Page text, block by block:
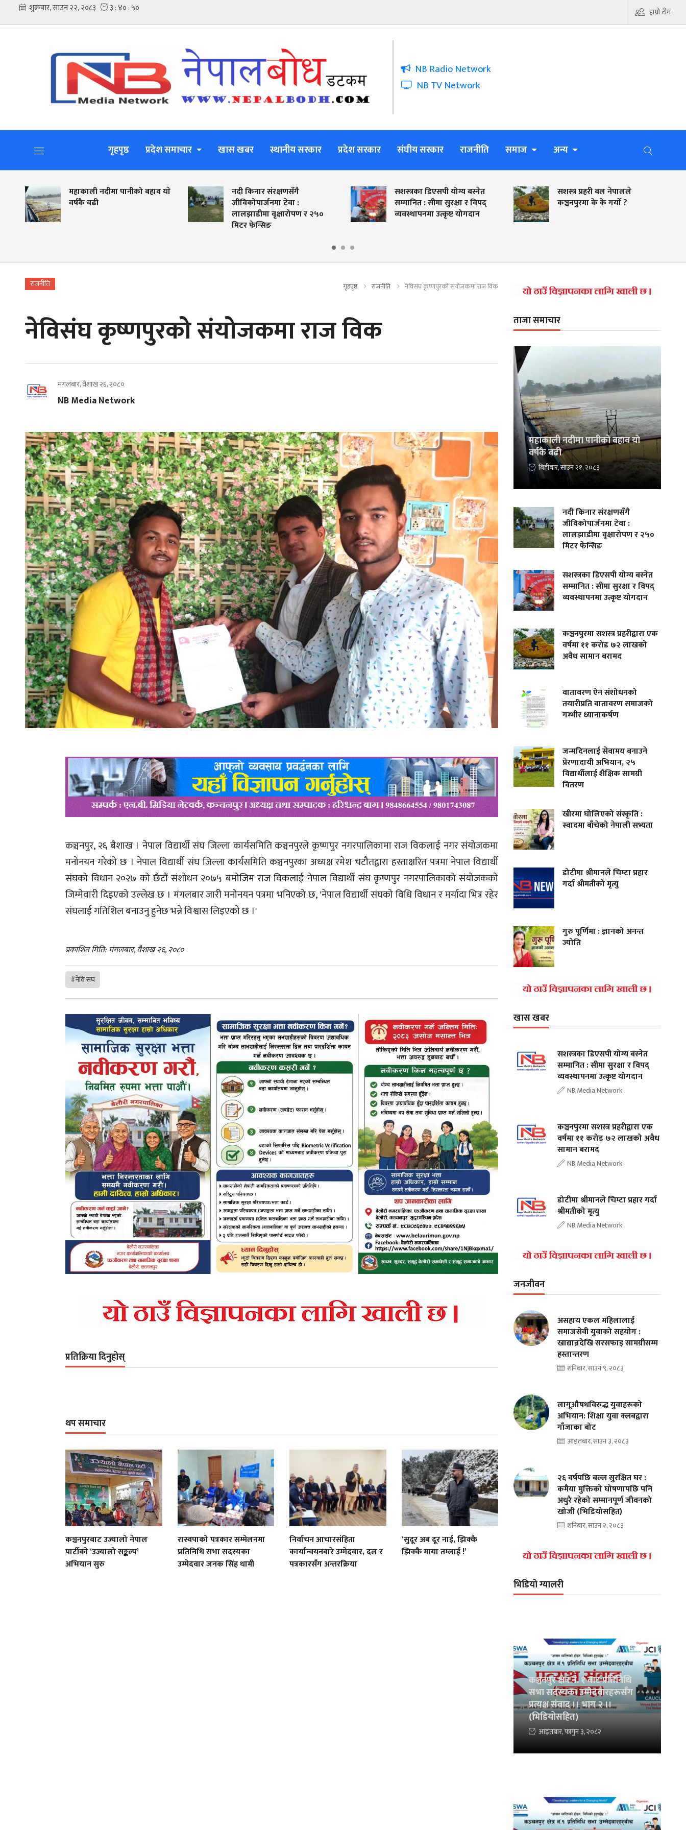
हाम्रो टीम
NB Radio Network
NB TV Network
गृहपृष्ठ प्रदेश समाचार खास खबर स्थानीय सरकार प्रदेश सरकार संघीय सरकार राजनीति समाज अन्य
महाकाली नदीमा पानीको बहाव याे
वर्षकै बढी
नदी किनार संरक्षणसँगै
जीविकोपार्जनमा टेवा :
लालझाडीमा वृक्षारोपण र २५०
मिटर फेन्सिङ
सशस्त्रका डिएसपी योग्य बस्नेत
सम्मानित : सीमा सुरक्षा र विपद्
व्यवस्थापनमा उत्कृष्ट योगदान
सशस्त्र प्रहरी बल नेपालले
कञ्चनपुरमा के के गर्याे ?
राजनीति गृहपृष्ठ राजनीति नेविसंघ कृष्णपुरको संयोजकमा राज विक
नेविसंघ कृष्णपुरको संयोजकमा राज विक
मंगलबार, वैशाख २६, २०८०
NB Media Network
कञ्चनपुर, २६ बैशाख । नेपाल विद्यार्थी संघ जिल्ला कार्यसमिति कञ्चनपुरले कृष्णपुर नगरपालिकामा राज विकलाई नगर संयोजकमा
मनोनयन गरेको छ । नेपाल विद्यार्थी संघ जिल्ला कार्यसमिति कञ्चनपुरका अध्यक्ष रमेश चटौतद्वारा हस्ताक्षरित पत्रमा नेपाल विद्यार्थी
संघको विधान २०२७ को छैटौं संशोधन २०७५ बमोजिम राज विकलाई नेपाल विद्यार्थी संघ कृष्णपुर नगरपालिकाको संयोजकको
जिम्मेवारी दिइएको उल्लेख छ । मंगलबार जारी मनोनयन पत्रमा भनिएको छ, 'नेपाल विद्यार्थी संघको विधि विधान र मर्यादा भित्र रहेर
संघलाई गतिशिल बनाउनु हुनेछ भन्ने विश्वास लिइएको छ ।'
प्रकाशित मिति: मंगलबार, वैशाख २६, २०८०
#नेवि संघ
प्रतिक्रिया दिनुहोस्
थप समाचार
कञ्चनपुरबाट उज्यालो नेपाल
पार्टीको ‘उज्यालो सङ्कल्प’
अभियान सुरु
रास्वपाको पत्रकार सम्मेलनमा
प्रतिनिधि सभा सदस्यका
उम्मेदवार जनक सिंह धामी
निर्वाचन आचारसंहिता
कार्यान्वयनबारे उम्मेदवार, दल र
पत्रकारसँग अन्तरक्रिया
‘सुदूर अब दूर नाई, झिक्कै
झिक्कै माया तम्लाई !’
ताजा समाचार
महाकाली नदीमा पानीको बहाव याे
वर्षकै बढी
बिहीबार, साउन २१, २०८३
नदी किनार संरक्षणसँगै
जीविकोपार्जनमा टेवा :
लालझाडीमा वृक्षारोपण र २५०
मिटर फेन्सिङ
सशस्त्रका डिएसपी योग्य बस्नेत
सम्मानित : सीमा सुरक्षा र विपद्
व्यवस्थापनमा उत्कृष्ट योगदान
कञ्चनपुरमा सशस्त्र प्रहरीद्वारा एक
वर्षमा ११ करोड ७२ लाखको
अवैध सामान बरामद
वातावरण ऐन संशोधनको
तयारीप्रति वातावरण समाजको
गम्भीर ध्यानाकर्षण
जन्मदिनलाई सेवामय बनाउने
प्रेरणादायी अभियान, २५
विद्यार्थीलाई शैक्षिक सामग्री
वितरण
खीरमा घोलिएको संस्कृति :
स्वादमा बाँचेको नेपाली सभ्यता
डोटीमा श्रीमानले चिम्टा प्रहार
गर्दा श्रीमतीको मृत्यु
गुरु पूर्णिमा : ज्ञानको अनन्त
ज्योति
खास खबर
सशस्त्रका डिएसपी योग्य बस्नेत
सम्मानित : सीमा सुरक्षा र विपद्
व्यवस्थापनमा उत्कृष्ट योगदान
NB Media Network
कञ्चनपुरमा सशस्त्र प्रहरीद्वारा एक
वर्षमा ११ करोड ७२ लाखको अवैध
सामान बरामद
NB Media Network
डोटीमा श्रीमानले चिम्टा प्रहार गर्दा
श्रीमतीको मृत्यु
NB Media Network
जनजीवन
असहाय एकल महिलालाई
समाजसेवी युवाको सहयोग :
खाद्यान्नदेखि सरसफाइ सामग्रीसम्म
हस्तान्तरण
शनिबार, साउन ९, २०८३
लागूऔषधविरुद्ध युवाहरूको
अभियान: शिक्षा युवा क्लबद्वारा
गाँजाका बोट
आइतबार, साउन ३, २०८३
२६ वर्षपछि बल्ल सुरक्षित घर :
कमैया मुक्तिको घोषणापछि पनि
अधुरै रहेको सम्मानपूर्ण जीवनको
खोजी (भिडियोसहित)
शनिबार, साउन २, २०८३
भिडियो ग्यालरी
कञ्चनपुर क्षेत्र नं. १ बाट प्रतिनिधि
सभा सदस्यका उम्मेदवारहरूसँग
प्रत्यक्ष संवाद ।। भाग २ ।।
(भिडियोसहित)
आइतबार, फागुन ३, २०८२